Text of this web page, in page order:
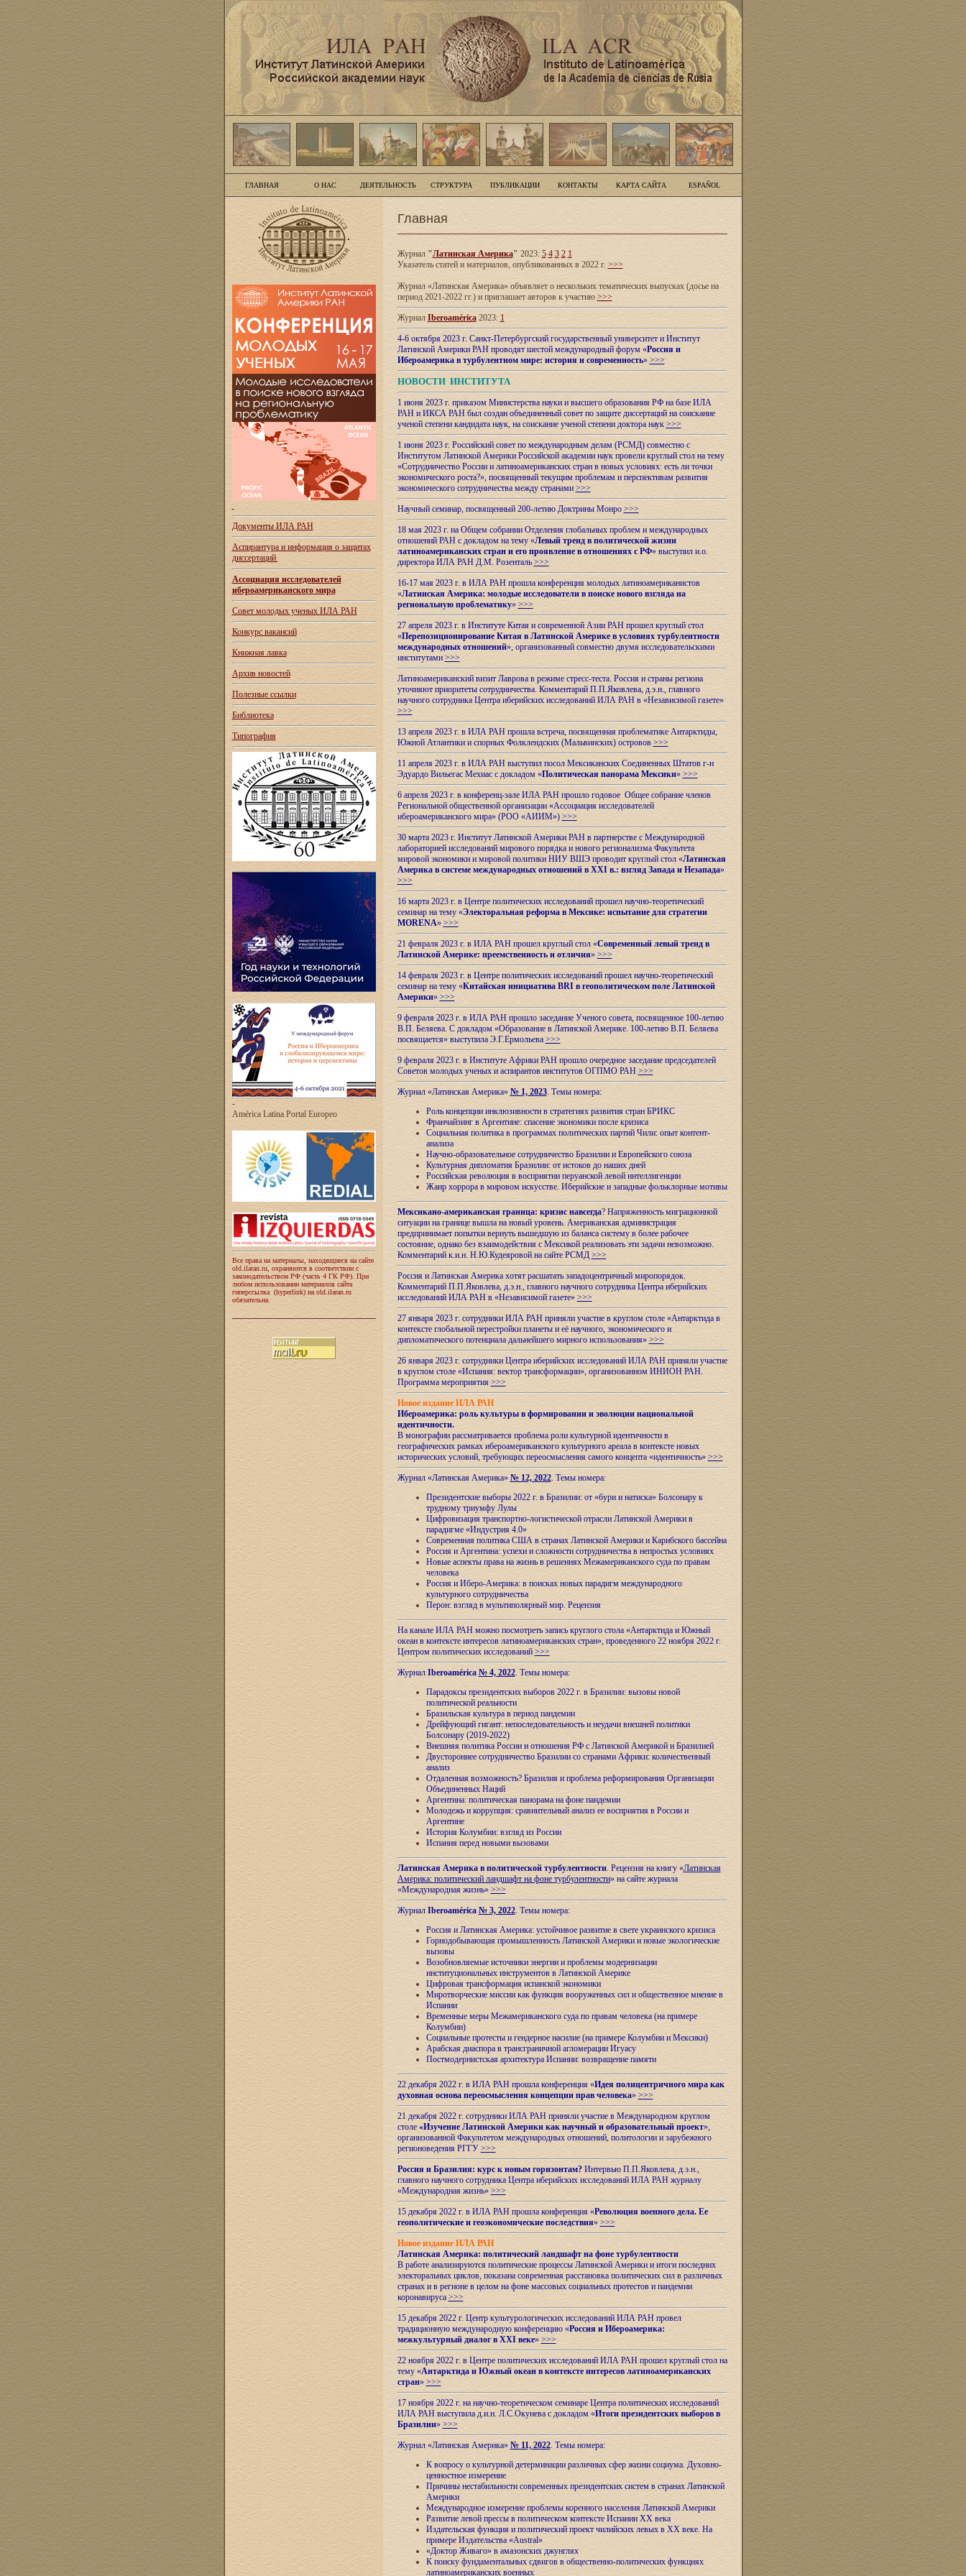
ГЛАВНАЯ О НАС ДЕЯТЕЛЬНОСТЬ СТРУКТУРА ПУБЛИКАЦИИ КОНТАКТЫ КАРТА САЙТА ESPAÑOL
Документы ИЛА РАН
Аспирантура и информация о защитах
диссертаций
Ассоциация исследователей
ибероамериканского мира
Совет молодых ученых ИЛА РАН
Конкурс вакансий
Книжная лавка
Архив новостей
Полезные ссылки
Библиотека
Типография
-
América Latina Portal Europeo
Все права на материалы, находящиеся на сайте
old.ilaran.ru, охраняются в соответствии с
законодательством РФ (часть 4 ГК РФ). При
любом использовании материалов сайта
гиперссылка (hyperlink) на old.ilaran.ru
обязательна.
Главная
Журнал"Латинская Америка" 2023: 5 4 3 2 1
Указатель статей и материалов, опубликованных в 2022 г. >>>
Журнал «Латинская Америка» объявляет о нескольких тематических выпусках (досье на
период 2021-2022 гг.) и приглашает авторов к участию >>>
Журнал Iberoamérica2023: 1
4-6 октября 2023 г. Санкт-Петербургский государственный университет и Институт
Латинской Америки РАН проводят шестой международный форум «Россия и
Ибероамерика в турбулентном мире: история и современность» >>>
НОВОСТИ ИНСТИТУТА
1 июня 2023 г. приказом Министерства науки и высшего образования РФ на базе ИЛА
РАН и ИКСА РАН был создан объединенный совет по защите диссертаций на соискание
ученой степени кандидата наук, на соискание ученой степени доктора наук >>>
1 июня 2023 г. Российский совет по международным делам (РСМД) совместно с
Институтом Латинской Америки Российской академии наук провели круглый стол на тему
«Сотрудничество России и латиноамериканских стран в новых условиях: есть ли точки
экономического роста?», посвященный текущим проблемам и перспективам развития
экономического сотрудничества между странами >>>
Научный семинар, посвященный 200-летию Доктрины Монро>>>
18 мая 2023 г. на Общем собрании Отделения глобальных проблем и международных
отношений РАН с докладом на тему «Левый тренд в политической жизни
латиноамериканских стран и его проявление в отношениях с РФ» выступил и.о.
директора ИЛА РАН Д.М. Розенталь >>>
16-17 мая 2023 г. в ИЛА РАН прошла конференция молодых латиноамериканистов
«Латинская Америка: молодые исследователи в поиске нового взгляда на
региональную проблематику» >>>
27 апреля 2023 г. в Институте Китая и современной Азии РАН прошел круглый стол
«Перепозиционирование Китая в ЛатинскойАмерике в условиях турбулентности
международных отношений», организованный совместно двумя исследовательскими
институтами >>>
Латиноамериканский визит Лаврова в режиме стресс-теста. Россия и страны региона
уточняют приоритеты сотрудничества. Комментарий П.П.Яковлева, д.э.н., главного
научного сотрудника Центра иберийских исследований ИЛА РАН в «Независимой газете»
>>>
13 апреля 2023 г. в ИЛА РАН прошла встреча, посвященная проблематике Антарктиды,
Южной Атлантики и спорных Фолклендских (Мальвинских) островов >>>
11 апреля 2023 г. в ИЛА РАН выступил посол Мексиканских Соединенных Штатов г-н
Эдуардо Вильегас Мехиас c докладом «Политическая панорама Мексики» >>>
6 апреля 2023 г. в конференц-зале ИЛА РАН прошло годовое Общее собрание членов
Региональной общественной организации «Ассоциация исследователей
ибероамериканского мира» (РОО «АИИМ») >>>
30 марта 2023 г. Институт Латинской Америки РАН в партнерстве с Международной
лабораторией исследований мирового порядка и нового регионализма Факультета
мировой экономики и мировой политики НИУ ВШЭ проводит круглый стол «Латинская
Америка в системе международных отношений в XXI в.: взгляд Запада и Незапада»
>>>
16 марта 2023 г. в Центре политических исследований прошел научно-теоретический
семинар на тему «Электоральная реформа в Мексике: испытание для стратегии
MORENA» >>>
21 февраля 2023 г. в ИЛА РАН прошел круглый стол «Современный левый тренд в
Латинской Америке: преемственность и отличия» >>>
14 февраля 2023 г. в Центре политических исследований прошел научно-теоретический
семинар на тему «Китайская инициатива BRI в геополитическом поле Латинской
Америки» >>>
9 февраля 2023 г. в ИЛА РАН прошло заседание Ученого совета, посвященное 100-летию
В.П. Беляева. С докладом «Образование в Латинской Америке. 100-летию В.П. Беляева
посвящается» выступила Э.Г.Ермольева >>>
9 февраля 2023 г. в Институте Африки РАН прошло очередное заседание председателей
Советов молодых ученых и аспирантов институтов ОГПМО РАН >>>
Журнал «Латинская Америка» № 1, 2023. Темы номера:
Роль концепции инклюзивности в стратегиях развития стран БРИКС
Франчайзинг в Аргентине: спасение экономики после кризиса
Социальная политика в программах политических партий Чили: опыт контент-
анализа
Научно-образовательное сотрудничество Бразилии и Европейского союза
Культурная дипломатия Бразилии: от истоков до наших дней
Российская революция в восприятии перуанской левой интеллигенции
Жанр хоррора в мировом искусстве. Иберийские и западные фольклорные мотивы
Мексикано-американская граница: кризис навсегда? Напряженность миграционной
ситуации на границе вышла на новый уровень. Американская администрация
предпринимает попытки вернуть вышедшую из баланса систему в более рабочее
состояние, однако без взаимодействия с Мексикой реализовать эти задачи невозможно.
Комментарий к.и.н. Н.Ю.Кудеяровой на сайте РСМД >>>
Россия и Латинская Америка хотят расшатать западоцентричный миропорядок.
Комментарий П.П.Яковлева, д.э.н., главного научного сотрудника Центра иберийских
исследований ИЛА РАН в «Независимой газете» >>>
27 января 2023 г. сотрудники ИЛА РАН приняли участие в круглом столе «Антарктида в
контексте глобальной перестройки планеты и её научного, экономического и
дипломатического потенциала дальнейшего мирного использования» >>>
26 января 2023 г. сотрудники Центра иберийских исследований ИЛА РАН приняли участие
в круглом столе «Испания: вектор трансформации», организованном ИНИОН РАН.
Программа мероприятия>>>
Новое издание ИЛА РАН
Ибероамерика: роль культуры в формировании и эволюции национальной
идентичности.
В монографии рассматривается проблема роли культурной идентичности в
географических рамках ибероамериканского культурного ареала в контексте новых
исторических условий, требующих переосмысления самого концепта «идентичность» >>>
Журнал «Латинская Америка» № 12, 2022. Темы номера:
Президентские выборы 2022 г. в Бразилии: от «бури и натиска» Болсонару к
трудному триумфу Лулы
Цифровизация транспортно-логистической отрасли Латинской Америки в
парадигме «Индустрия 4.0»
Современная политика США в странах Латинской Америки и Карибского бассейна
Россия и Аргентина: успехи и сложности сотрудничества в непростых условиях
Новые аспекты права на жизнь в решениях Межамериканского суда по правам
человека
Россия и Иберо-Америка: в поисках новых парадигм международного
культурного сотрудничества
Перон: взгляд в мультиполярный мир. Рецензия
На канале ИЛА РАН можно посмотреть запись круглого стола «Антарктида и Южный
океан в контексте интересов латиноамериканских стран», проведенного 22 ноября 2022 г.
Центром политических исследований >>>
Журнал Iberoamérica № 4, 2022. Темы номера:
Парадоксы президентских выборов 2022 г. в Бразилии: вызовы новой
политической реальности
Бразильская культура в период пандемии
Дрейфующий гигант: непоследовательность и неудачи внешней политики
Болсонару (2019-2022)
Внешняя политика России и отношения РФ с Латинской Америкой и Бразилией
Двустороннее сотрудничество Бразилии со странами Африки: количественный
анализ
Отдаленная возможность? Бразилия и проблема реформирования Организации
Объединенных Наций
Аргентина: политическая панорама на фоне пандемии
Молодежь и коррупция: сравнительный анализ ee восприятия в России и
Аргентине
История Колумбии: взгляд из России
Испания перед новыми вызовами
Латинская Америка в политической турбулентности. Рецензия на книгу «Латинская
Америка: политический ландшафт на фоне турбулентности» на сайте журнала
«Международная жизнь» >>>
Журнал Iberoamérica № 3, 2022. Темы номера:
Россия и Латинская Америка: устойчивое развитие в свете украинского кризиса
Горнодобывающая промышленность Латинской Америки и новые экологические
вызовы
Возобновляемые источники энергии и проблемы модернизации
институциональных инструментов в Латинской Америке
Цифровая трансформация испанской экономики
Миротворческие миссии как функция вооруженных сил и общественное мнение в
Испании
Временные меры Межамериканского суда по правам человека (на примере
Колумбии)
Социальные протесты и гендерное насилие (на примере Колумбии и Мексики)
Арабская диаспора в трансграничной агломерации Игуасу
Постмодернистская архитектура Испании: возвращение памяти
22 декабря 2022 г. в ИЛА РАН прошла конференция «Идея полицентричного мира как
духовная основа переосмысления концепции прав человека» >>>
21 декабря 2022 г. сотрудники ИЛА РАН приняли участие в Международном круглом
столе «Изучение Латинской Америки как научный и образовательный проект»,
организованной Факультетом международных отношений, политологии и зарубежного
регионоведения РГГУ >>>
Россия и Бразилия: курс к новым горизонтам?Интервью П.П.Яковлева, д.э.н.,
главного научного сотрудника Центра иберийских исследований ИЛА РАН журналу
«Международная жизнь» >>>
15 декабря 2022 г. в ИЛА РАН прошла конференция «Революция военного дела. Ее
геополитические и геоэкономические последствия» >>>
Новое издание ИЛА РАН
Латинская Америка: политический ландшафт на фоне турбулентности
В работе анализируются политические процессы Латинской Америки и итоги последних
электоральных циклов, показана современная расстановка политических сил в различных
странах и в регионе в целом на фоне массовых социальных протестов и пандемии
коронавируса >>>
15 декабря 2022 г. Центр культурологических исследований ИЛА РАН провел
традиционную международную конференцию «Россия и Ибероамерика:
межкультурный диалог в XXI веке» >>>
22 ноября 2022 г. в Центре политических исследований ИЛА РАН прошел круглый стол на
тему «Антарктида и Южный океан в контексте интересов латиноамериканских
стран» >>>
17 ноября 2022 г. на научно-теоретическом семинаре Центра политических исследований
ИЛА РАН выступила д.и.н. Л.С.Окунева с докладом «Итоги президентских выборов в
Бразилии» >>>
Журнал «Латинская Америка» № 11, 2022. Темы номера:
К вопросу о культурной детерминации различных сфер жизни социума. Духовно-
ценностное измерение
Причины нестабильности современных президентских систем в странах Латинской
Америки
Международное измерение проблемы коренного населения Латинской Америки
Развитие левой прессы в политическом контексте Испании XX века
Издательская функция и политический проект чилийских левых в XX веке. На
примере Издательства «Austral»
«Доктор Живаго» в амазонских джунглях
К поиску фундаментальных сдвигов в общественно-политических функциях
латиноамериканских военных